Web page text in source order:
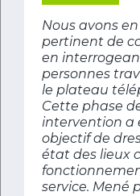
Nous avons
pertinent de
en
personnes
le plateau
Cette phase
intervention a
objectif de
état des lieux
service. Mené